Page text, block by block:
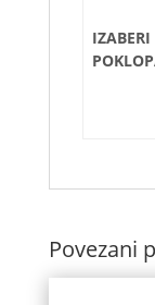
IZABERI
Povezani